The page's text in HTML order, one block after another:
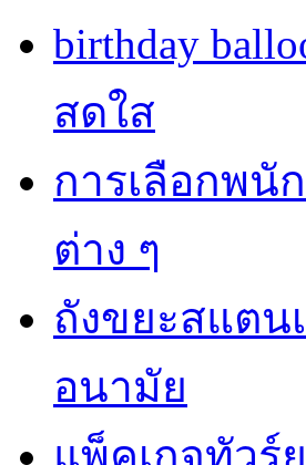
birthday
สดใส
การเลือกพนั
ต่าง ๆ
ถังขยะสแตน
อนามัย
แพ็คเกจทัวร์